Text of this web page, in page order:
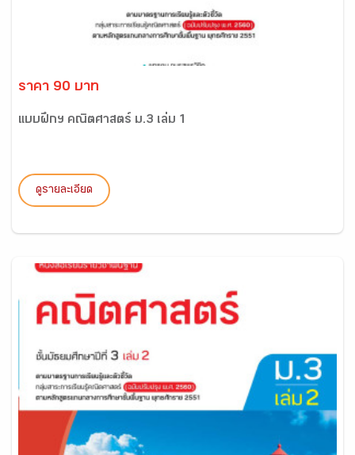
ราคา 90 บาท
แบบฝึกฯ คณิตศาสตร์ ม.3 เล่ม 1
ดูรายละเอียด